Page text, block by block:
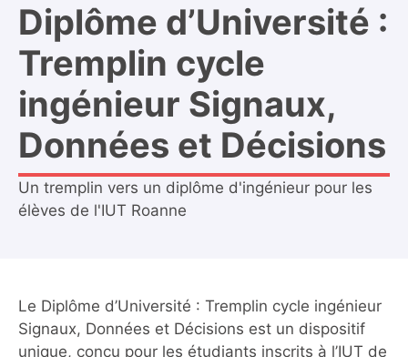
Diplôme d’Université :
Tremplin cycle
ingénieur Signaux,
Données et Décisions
Un tremplin vers un diplôme d'ingénieur pour les
élèves de l'IUT Roanne
Le Diplôme d’Université : Tremplin cycle ingénieur
Signaux, Données et Décisions est un dispositif
unique, conçu pour les étudiants inscrits à l’IUT de